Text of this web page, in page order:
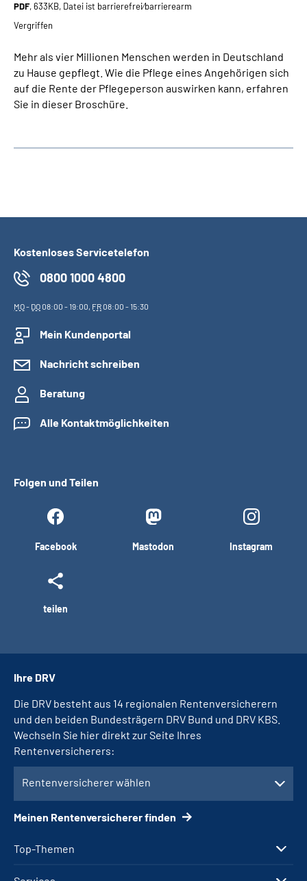
PDF, 633KB, Datei ist barrierefrei⁄barrierearm
Vergriffen
Mehr als vier Millionen Menschen werden in Deutschland
zu Hause gepflegt. Wie die Pflege eines Angehörigen sich
auf die Rente der Pflegeperson auswirken kann, erfahren
Sie in dieser Broschüre.
Kostenloses Servicetelefon
0800 1000 4800
MO- DO08:00 - 19:00, FR08:00 - 15:30
Mein Kundenportal
Nachricht schreiben
Beratung
Alle Kontaktmöglichkeiten
Folgen und Teilen
Facebook Mastodon Instagram
teilen
Top-Themen
Ihre DRV
Die DRV besteht aus 14 regionalen Rentenversicherern
und den beiden Bundesträgern DRV Bund und DRV KBS.
Wechseln Sie hier direkt zur Seite Ihres
Rentenversicherers:
Rentenversicherer wählen
Meinen Rentenversicherer finden